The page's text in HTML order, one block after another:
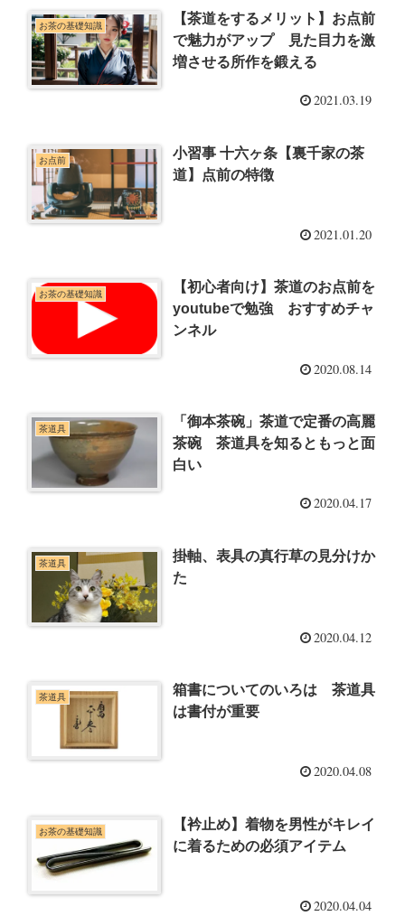
お茶の基礎知識
【茶道をするメリット】お点前
で魅力がアップ 見た目力を激
増させる所作を鍛える
2021.03.19
お点前
小習事 十六ヶ条【裏千家の茶
道】点前の特徴
2021.01.20
お茶の基礎知識
【初心者向け】茶道のお点前を
youtubeで勉強 おすすめチャ
ンネル
2020.08.14
茶道具
「御本茶碗」茶道で定番の高麗
茶碗 茶道具を知るともっと面
白い
2020.04.17
茶道具
掛軸、表具の真行草の見分けか
た
2020.04.12
茶道具
箱書についてのいろは 茶道具
は書付が重要
2020.04.08
お茶の基礎知識
【衿止め】着物を男性がキレイ
に着るための必須アイテム
2020.04.04